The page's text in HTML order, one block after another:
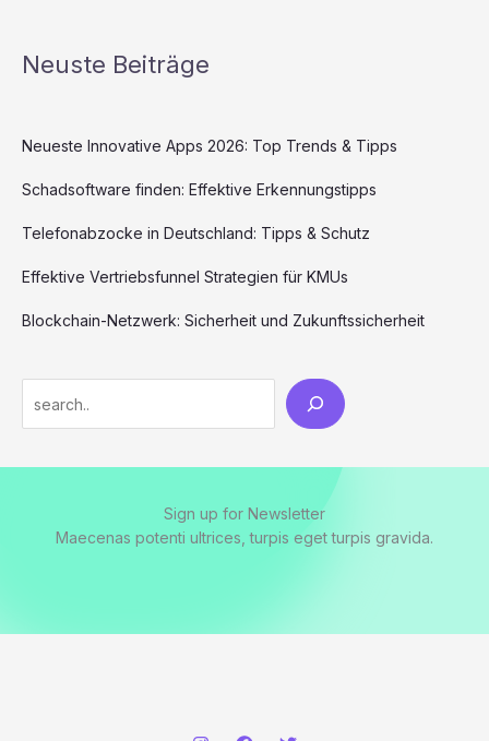
Neuste Beiträge
Neueste Innovative Apps 2026: Top Trends & Tipps
Schadsoftware finden: Effektive Erkennungstipps
Telefonabzocke in Deutschland: Tipps & Schutz
Effektive Vertriebsfunnel Strategien für KMUs
Blockchain-Netzwerk: Sicherheit und Zukunftssicherheit
Sign up for Newsletter
Maecenas potenti ultrices, turpis eget turpis gravida.